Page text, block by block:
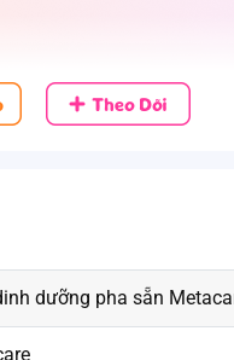
dưỡng pha sẵn